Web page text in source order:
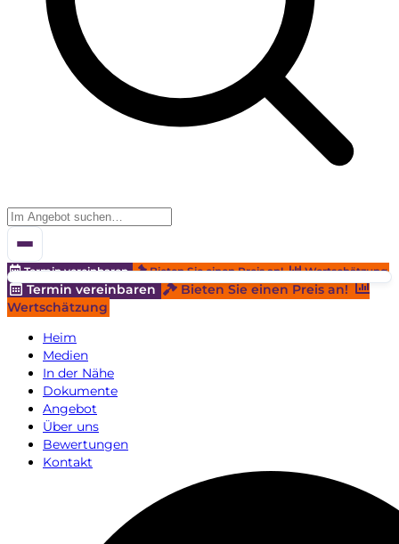
Termin vereinbaren Bieten Sie einen Preis an! Wertschätzung
Termin vereinbaren
Bieten Sie einen Preis an!
Wertschätzung
Heim
Medien
In der Nähe
Dokumente
Angebot
Über uns
Bewertungen
Kontakt